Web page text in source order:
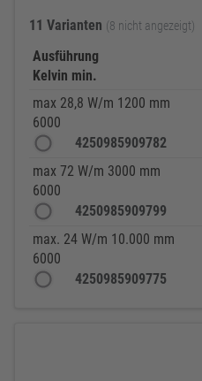
11 Varianten (8 nicht angezeigt)
Ausführung
Kelvin min.
max 28,8 W/m 1200 mm
6000
4250985909782
max 72 W/m 3000 mm
6000
4250985909799
max. 24 W/m 10.000 mm
6000
4250985909775